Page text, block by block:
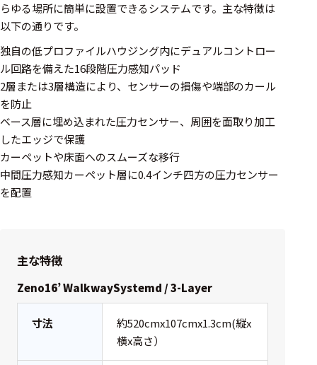
センサ
ル
アンプ
ソフトウ
ェア
測定・計測関連
ゴニオメ
アイトラ
ッキング
らゆる場所に簡単に設置できるシステムです。主な特徴は
以下の通りです。
独自の低プロファイルハウジング内にデュアルコントロー
ル回路を備えた16段階圧力感知パッド
2層または3層構造により、センサーの損傷や端部のカール
を防止
ベース層に埋め込まれた圧力センサー、周囲を面取り加工
したエッジで保護
カーペットや床面へのスムーズな移行
中間圧力感知カーペット層に0.4インチ四方の圧力センサー
を配置
主な特徴
Zeno16’ WalkwaySystemd / 3-Layer
寸法
約520cmx107cmx1.3cm(縦x
横x高さ）